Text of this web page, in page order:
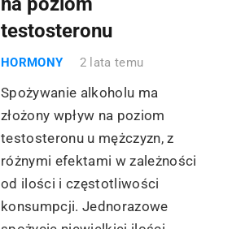
testosteronu
HORMONY 2 lata temu
Spożywanie alkoholu ma
złożony wpływ na poziom
testosteronu u mężczyzn, z
różnymi efektami w zależności
od ilości i częstotliwości
konsumpcji. Jednorazowe